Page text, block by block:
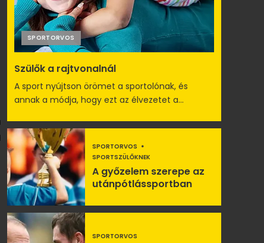
SPORTORVOS
Szülők a rajtvonalnál
A sport nyújtson örömet a sportolónak, és
annak a módja, hogy ezt az élvezetet a...
SPORTORVOS
SPORTSZÜLŐKNEK
A győzelem szerepe az
utánpótlássportban
SPORTORVOS